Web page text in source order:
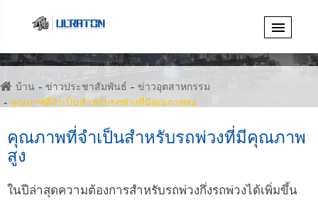
บ้าน ข่าวประชาสัมพันธ์
ข่าวอุตสาหกรรม
คุณภาพที่จำเป็นสำหรับรถพ่วงที่มีคุณภาพสูง
คุณภาพที่จำเป็นสำหรับรถพ่วงที่มีคุณภาพ
สูง
ในปีล่าสุดความต้องการสำหรับรถพ่วงกึ่งรถพ่วงได้เพิ่มขึ้น